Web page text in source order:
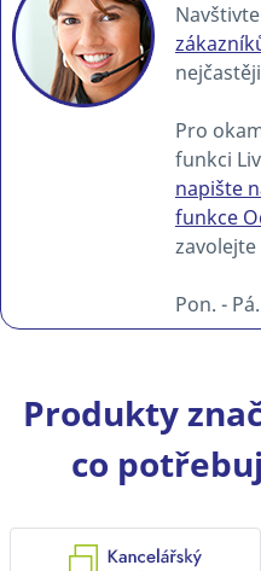
Pro
funkci
napište
funkce
zavolejte
Pon. -
Produkty
co